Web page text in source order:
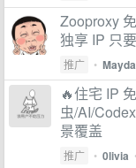
Zooproxy
独享 IP 只
推广 •
🔥住宅 IP
虫/AI/
景覆盖
推广 • 0livia